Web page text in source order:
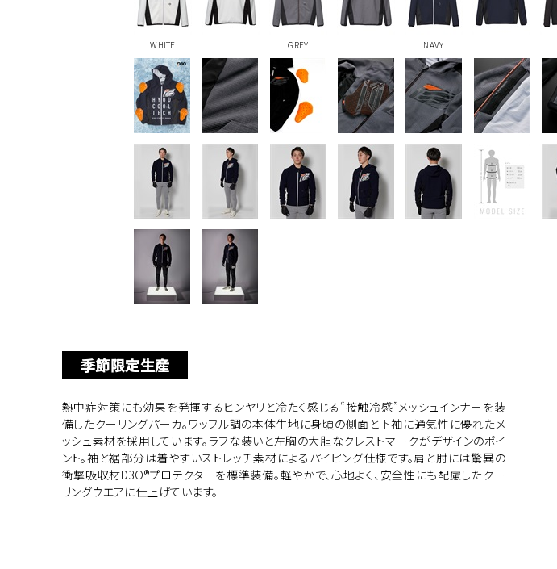
WHITE GREY NAVY
季節限定生産
熱中症対策にも効果を発揮するヒンヤリと冷たく感じる“接触冷感”メッシュインナーを装
備したクーリングパーカ。ワッフル調の本体生地に身頃の側面と下袖に通気性に優れたメ
ッシュ素材を採用しています。ラフな装いと左胸の大胆なクレストマークがデザインのポイ
ント。袖と裾部分は着やすいストレッチ素材によるパイピング仕様です。肩と肘には驚異の
衝撃吸収材D3O®プロテクターを標準装備。軽やかで、心地よく、安全性にも配慮したクー
リングウエアに仕上げています。